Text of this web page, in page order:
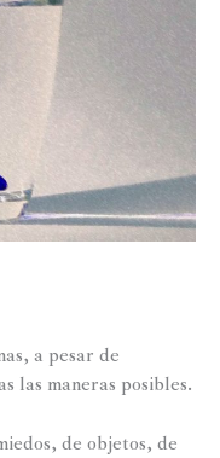
a pesar de
las maneras posibles.
de objetos, de